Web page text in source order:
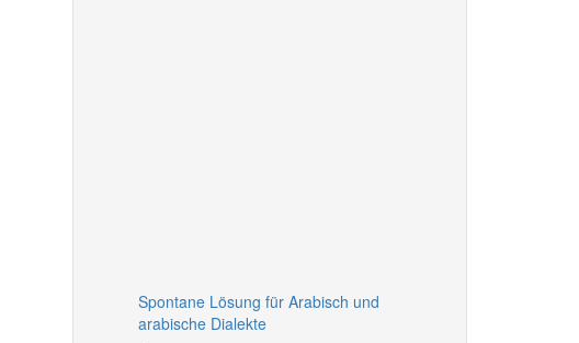
Spontane Lösung für Arabisch und
arabische Dialekte